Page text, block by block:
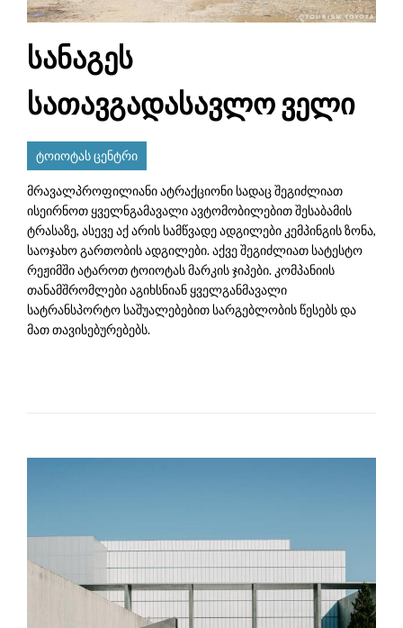
სანაგეს
სათავგადასავლო ველი
ტოიოტას ცენტრი
მრავალპროფილიანი ატრაქციონი სადაც შეგიძლიათ
ისეირნოთ ყველნგამავალი ავტომობილებით შესაბამის
ტრასაზე, ასევე აქ არის სამწვადე ადგილები კემპინგის ზონა,
საოჯახო გართობის ადგილები. აქვე შეგიძლიათ სატესტო
რეჟიმში ატაროთ ტოიოტას მარკის ჯიპები. კომპანიის
თანამშრომლები აგიხსნიან ყველგანმავალი
სატრანსპორტო საშუალებებით სარგებლობის წესებს და
მათ თავისებურებებს.